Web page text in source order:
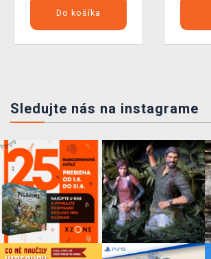
Do košíka
Sledujte nás na instagrame